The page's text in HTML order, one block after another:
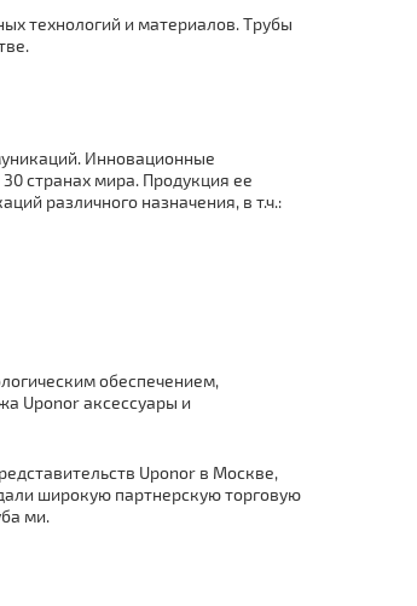
технологий и материалов. Тpубы
Инновационные
странах мира. Продукция ее
различного назначения, в т.ч.:
обеспечением,
Uponor аксессуары и
Uponor в Москве,
широкую партнерскую торговую
ми.